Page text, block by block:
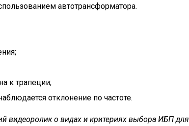
автотрансформатора.
к трапеции;
отклонение по частоте.
видеоролик о видах и критериях выбора ИБП для